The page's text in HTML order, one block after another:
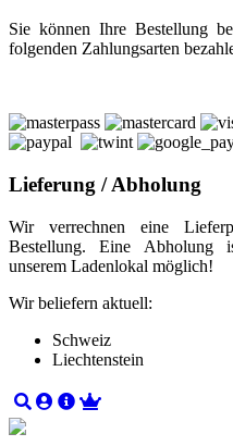
Sie können Ihre Bestellung
folgenden Zahlungsarten
Lieferung / Abholung
Wir verrechnen eine
Bestellung. Eine Abholung
unserem Ladenlokal möglich!
Wir beliefern aktuell:
Schweiz
Liechtenstein